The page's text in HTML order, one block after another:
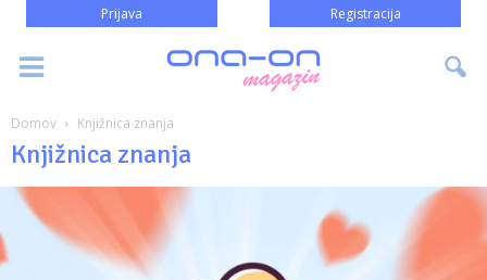
Prijava Registracija
Domov Knjižnica znanja
Knjižnica znanja